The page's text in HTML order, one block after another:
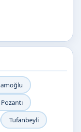
Pozantı
Tufanbeyli